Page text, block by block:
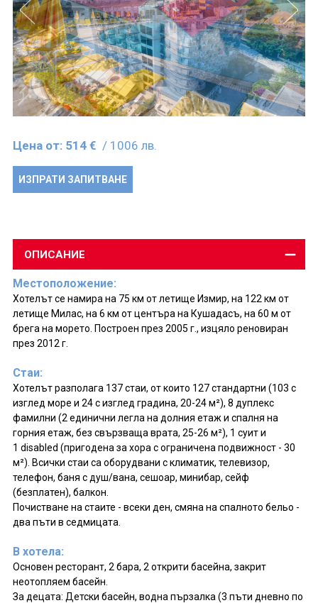
Цена от: 514 € / 1006 лв.
ИЗПРАТИ ЗАПИТВАНЕ
ОПИСАНИЕ
Местоположение:
Хотелът се намира на 75 км от летище Измир, на 122 км от
летище Милас, на 6 км от центъра на Кушадасъ, на 60 м от
брега на морето. Построен през 2005 г., изцяло реновиран
през 2012 г.
Стаи:
Хотелът разполага 137 стаи, от които 127 стандартни (103 с
изглед море и 24 с изглед градина, 20-24 м²), 8 дуплекс
фамилни (2 единични легла на долния етаж и спалня на
горния етаж, без свързваща врата, 25-26 м²), 1 суит и
1 disabled (пригоденa за хора с ограничена подвижност - 30
м²). Всички стаи са оборудвани с климатик, телевизор,
телефон, баня с душ/вана, сешоар, минибар, сейф
(безплатен), балкон.
Почистване на стаите - всеки ден, смяна на спалното бельо -
два пъти в седмицата.
В хотела:
Основен ресторант, 2 бара, 2 открити басейна, закрит
неотопляем басейн.
За децата: Детски басейн, водна пързалка (3 пъти дневно по